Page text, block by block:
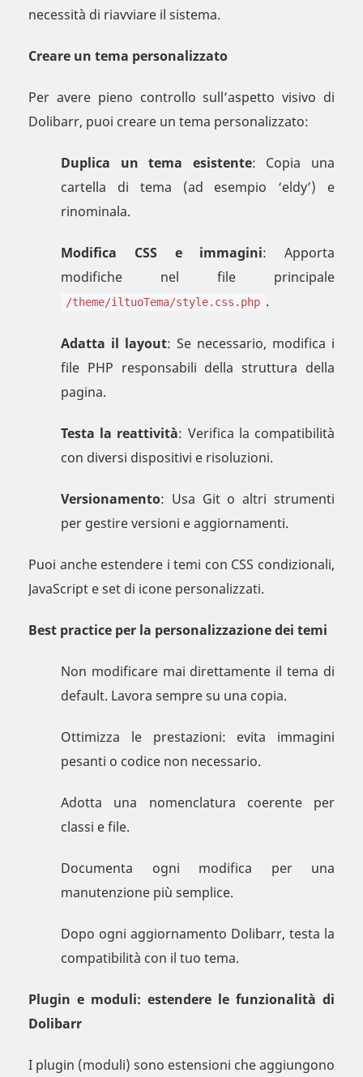
necessità di riavviare il sistema.
Creare un tema personalizzato
Per avere pieno controllo sull’aspetto visivo di
Dolibarr, puoi creare un tema personalizzato:
Duplica un tema esistente: Copia una
cartella di tema (ad esempio ‘eldy’) e
rinominala.
Modifica CSS e immagini: Apporta
modifiche nel file principale
/theme/iltuoTema/style.css.php .
Adatta il layout: Se necessario, modifica i
file PHP responsabili della struttura della
pagina.
Testa la reattività: Verifica la compatibilità
con diversi dispositivi e risoluzioni.
Versionamento: Usa Git o altri strumenti
per gestire versioni e aggiornamenti.
Puoi anche estendere i temi con CSS condizionali,
JavaScript e set di icone personalizzati.
Best practice per la personalizzazione dei temi
Non modificare mai direttamente il tema di
default. Lavora sempre su una copia.
Ottimizza le prestazioni: evita immagini
pesanti o codice non necessario.
Adotta una nomenclatura coerente per
classi e file.
Documenta ogni modifica per una
manutenzione più semplice.
Dopo ogni aggiornamento Dolibarr, testa la
compatibilità con il tuo tema.
Plugin e moduli: estendere le funzionalità di
Dolibarr
I plugin (moduli) sono estensioni che aggiungono